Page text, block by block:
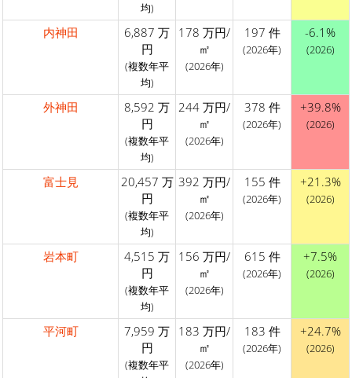
均)
内神田
6,887 万
円
(複数年平
均)
178 万円/
㎡
(2026年)
197 件
(2026年)
-6.1%
(2026)
外神田
8,592 万
円
(複数年平
均)
244 万円/
㎡
(2026年)
378 件
(2026年)
+39.8%
(2026)
富士見
20,457 万
円
(複数年平
均)
392 万円/
㎡
(2026年)
155 件
(2026年)
+21.3%
(2026)
岩本町
4,515 万
円
(複数年平
均)
156 万円/
㎡
(2026年)
615 件
(2026年)
+7.5%
(2026)
平河町
7,959 万
円
(複数年平
183 万円/
㎡
(2026年)
183 件
(2026年)
+24.7%
(2026)